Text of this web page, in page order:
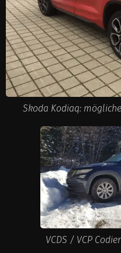
Skoda Kodiaq:
VCDS / VCP